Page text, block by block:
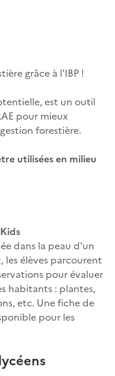
grâce à l'IBP !
est un outil
pour mieux
forestière.
utilisées en milieu
dans la peau d'un
les élèves parcourent
pour évaluer
habitants : plantes,
etc. Une fiche de
pour les